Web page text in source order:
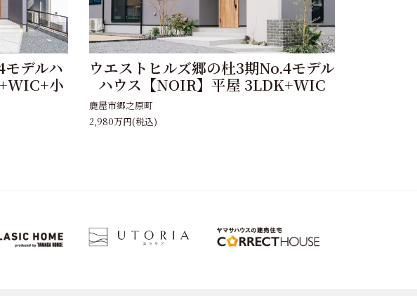
デルハ
小
ウエストヒルズ郷の杜3期No.4モデル
ハウス【NOIR】平屋 3LDK+WIC
鹿屋市郷之原町
2,980万円(税込)